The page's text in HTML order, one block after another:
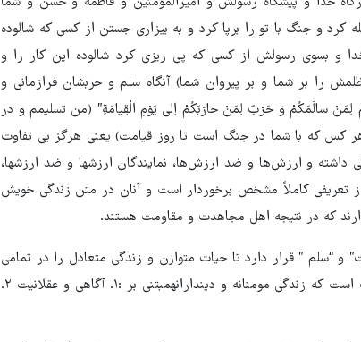
کرد و جنگ با تو را برپا کرد و به بیزاری جستن از کسی که شالوده
و بسوی رسولش از کسی که پی ریزی کرد شالوده این کار را و
را بر شما و بر پیروان شما) آنگاه سلم و حربشان فرازمانی و
سالَمَکُمْ وَ حَرْبٌ لِمَنْ حارَبَکُمْ اِلی یَوْمِ الْقِیامَةِ” (من تسلیمم و در
کس که با شما در جنگ است تا روز قیامت) یعنی هرگز بی تفاوت
داشته و ارزش‌ها و ضد ارزش‌ها، نمایندگان ارزشها و ضد ارزشها،
تعریفی کاملاً مشخص برخوردار است و آنان در متن زندگی خویش
که در نتیجه اهل مجاهدت و مقاومت هستند.
و “سلم ” قرار دارد تا حیات متوازن و زندگی متعادل را در تمامی
ازمنه و امکنه، اعصار و امصار تجربه کنند. بدین جهت است که زندگی مومنانه و دیندارانهمبتنی بر :۱. آگاهی و عقلانیت ۲.